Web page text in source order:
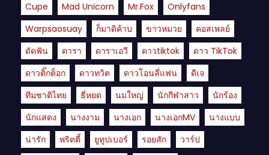
Cupe Mad Unicorn Mr.fox
Onlyfans
Warpsaosuay
ก็มาดิค้าบ ขาวหมวย
คอสเพลย์
ดัดฟัน
ดารา ดาราเอวี ดาวtiktok
ดาว TikTok
ดาวติ๊กต็อก
ดาวทวิต ดาวโอนลี่แฟน
ดีเจ
ทีมชาติไทย
ธี่หยด นมใหญ่ นักกีฬาสาว
นักร้อง
นักแสดง
นางงาม นางเอก นางเอกMV
นางแบบ
น่ารัก
พริตตี้ ยูทูปเบอร์ รอยสัก
วาร์ป